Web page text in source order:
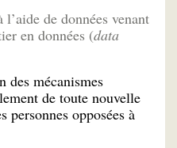
de données venant
en données (data
des mécanismes
de toute nouvelle
personnes opposées à